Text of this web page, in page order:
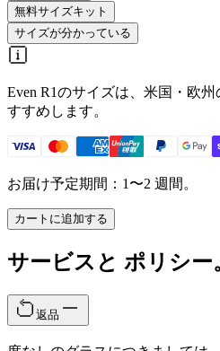
無料サイズキット
サイズが分かっている
Even R1のサイズは、米国・欧
すすめします。
お届け予定期間：1〜2 週間。
カートに追加する
サービスと ポリシー
返品